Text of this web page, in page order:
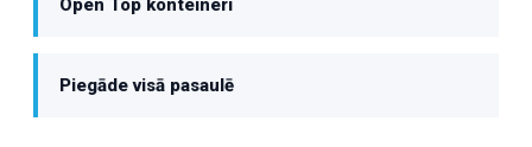
Open Top konteineri
Piegāde visā pasaulē